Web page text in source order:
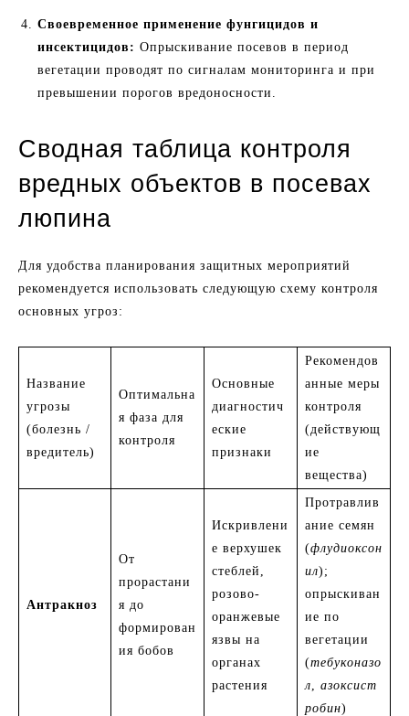
Своевременное применение фунгицидов и
инсектицидов: Опрыскивание посевов в период
вегетации проводят по сигналам мониторинга и при
превышении порогов вредоносности.
Сводная таблица контроля
вредных объектов в посевах
люпина
Для удобства планирования защитных мероприятий
рекомендуется использовать следующую схему контроля
основных угроз:
Название
угрозы
(болезнь /
вредитель)
Оптимальна
я фаза для
контроля
Основные
диагностич
еские
признаки
Рекомендов
анные меры
контроля
(действующ
ие
вещества)
Антракноз
От
прорастани
я до
формирован
ия бобов
Искривлени
е верхушек
стеблей,
розово-
оранжевые
язвы на
органах
растения
Протравлив
ание семян
(флудиоксон
ил);
опрыскиван
ие по
вегетации
(тебуконазо
л
азоксист
робин)